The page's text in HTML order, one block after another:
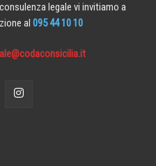
legale vi invitiamo a
al 095 44 10 10